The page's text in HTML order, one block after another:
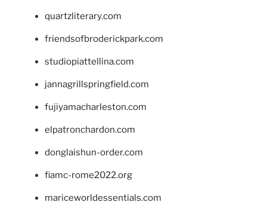
quartzliterary.com
friendsofbroderickpark.com
studiopiattellina.com
jannagrillspringfield.com
fujiyamacharleston.com
elpatronchardon.com
donglaishun-order.com
fiamc-rome2022.org
mariceworldessentials.com